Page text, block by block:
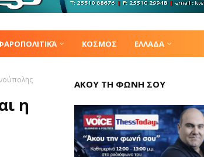
ΚΟΣΜΟΣ ΕΛΛΑΔΑ
η
ΑΚΟΥ ΤΗ ΦΩΝΗ ΣΟΥ